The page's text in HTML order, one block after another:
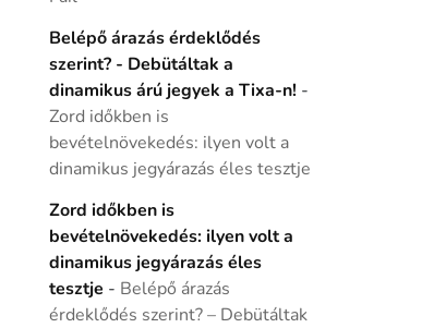
Belépő árazás érdeklődés
szerint? - Debütáltak a
dinamikus árú jegyek a Tixa-n! -
Zord időkben is
bevételnövekedés: ilyen volt a
dinamikus jegyárazás éles tesztje
Zord időkben is
bevételnövekedés: ilyen volt a
dinamikus jegyárazás éles
tesztje - Belépő árazás
érdeklődés szerint? – Debütáltak